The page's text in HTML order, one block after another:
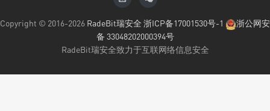
Copyright © 2016-2026 RadeBit瑞安全 浙ICP备17001530号-1
浙公网安
备 33048202000394号
RadeBit瑞安全致力于互联网络信息安全